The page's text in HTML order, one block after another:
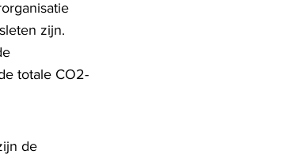
zijn.
totale CO2-
de